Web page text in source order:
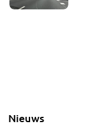
Nieuws